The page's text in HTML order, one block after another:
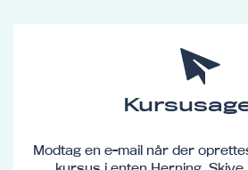
Modtag en e-mail når der